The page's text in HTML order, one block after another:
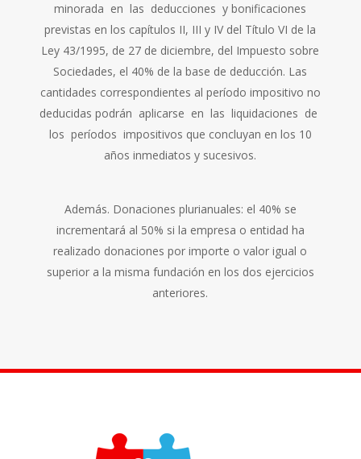
minorada en las deducciones y bonificaciones
previstas en los capítulos II, III y IV del Título VI de la
Ley 43/1995, de 27 de diciembre, del Impuesto sobre
Sociedades, el 40% de la base de deducción. Las
cantidades correspondientes al período impositivo no
deducidas podrán aplicarse en las liquidaciones de
los períodos impositivos que concluyan en los 10
años inmediatos y sucesivos.
Además. Donaciones plurianuales: el 40% se
incrementará al 50% si la empresa o entidad ha
realizado donaciones por importe o valor igual o
superior a la misma fundación en los dos ejercicios
anteriores.